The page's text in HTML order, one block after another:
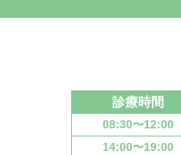
診療時間
08:30〜12:00
14:00〜19:00